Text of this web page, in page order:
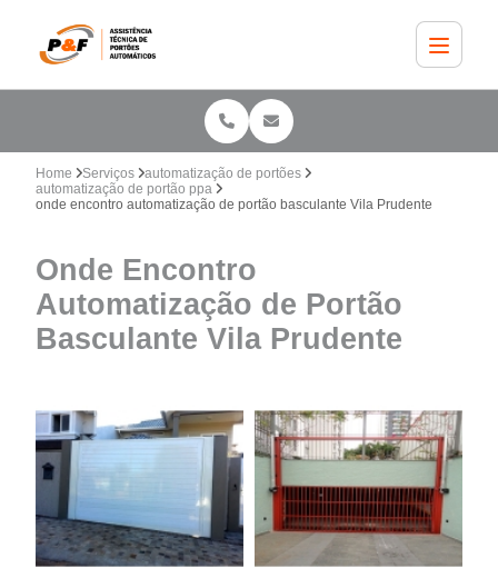
Home Serviços
automatização de portões
automatização de portão ppa
onde encontro automatização de portão basculante Vila Prudente
Onde Encontro
Automatização de Portão
Basculante Vila Prudente